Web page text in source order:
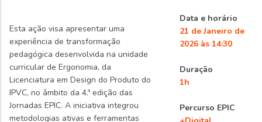
Esta ação visa apresentar uma
experiência de transformação
pedagógica desenvolvida na unidade
curricular de Ergonomia, da
Licenciatura em Design do Produto do
IPVC, no âmbito da 4.ª edição das
Jornadas EPIC. A iniciativa integrou
metodologias ativas e ferramentas
Data e horário
21 de Janeiro de
2026 às 14:30
Duração
1h
Percurso EPIC